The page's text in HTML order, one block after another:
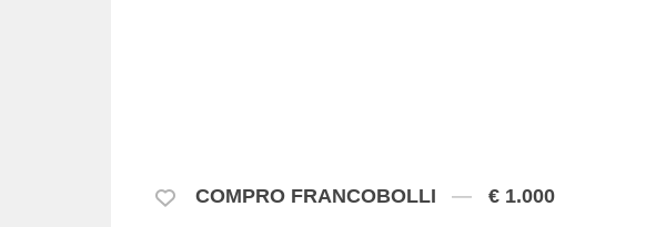
COMPRO FRANCOBOLLI € 1.000